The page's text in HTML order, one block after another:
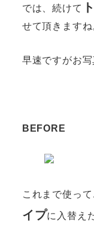
では、続けて
せて頂きますね
早速ですがお写
BEFORE
これまで使っ
イプに入替え